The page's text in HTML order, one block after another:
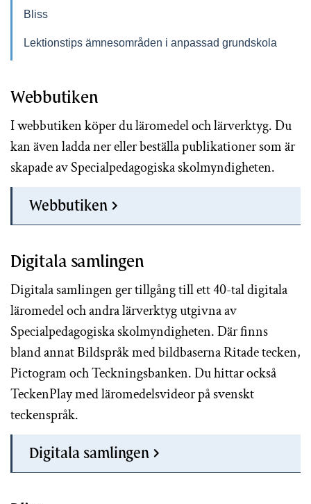
Bliss
Lektionstips ämnesområden i anpassad grundskola
Webbutiken
I webbutiken köper du läromedel och lärverktyg. Du
kan även ladda ner eller beställa publikationer som är
skapade av Specialpedagogiska skolmyndigheten.
Webbutiken
Digitala samlingen
Digitala samlingen ger tillgång till ett 40-tal digitala
läromedel och andra lärverktyg utgivna av
Specialpedagogiska skolmyndigheten. Där finns
bland annat Bildspråk med bildbaserna Ritade tecken,
Pictogram och Teckningsbanken. Du hittar också
TeckenPlay med läromedelsvideor på svenskt
teckenspråk.
Digitala samlingen